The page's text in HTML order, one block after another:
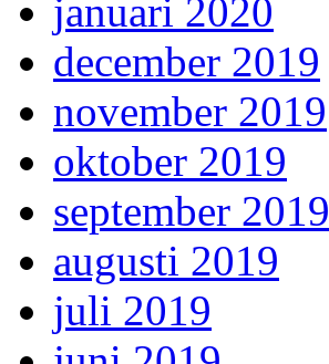
januari 2020
december 2019
november 2019
oktober 2019
september 2019
augusti 2019
juli 2019